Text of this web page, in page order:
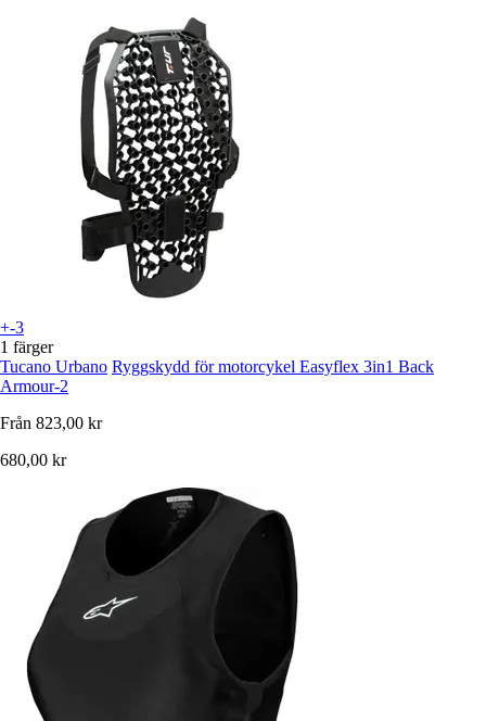
+-3
1 färger
Tucano Urbano Ryggskydd för motorcykel Easyflex 3in1 Back
Armour-2
Från 823,00 kr
680,00 kr